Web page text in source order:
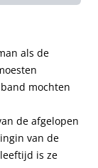
als de
mochten
de afgelopen
van de
is ze